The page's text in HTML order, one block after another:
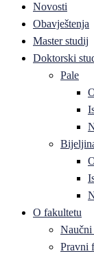
Novosti
Obavještenja
Master studij
Doktorski
Pale
O fakultetu
Naučni
Pravni